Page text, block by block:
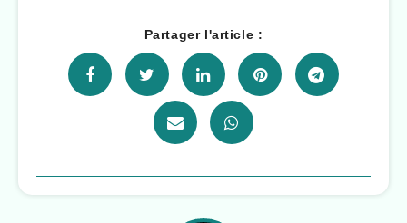
Partager l'article :